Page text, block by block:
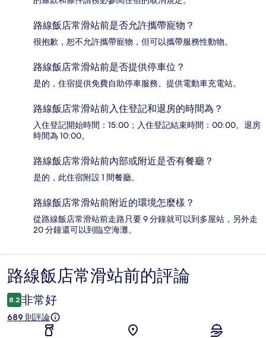
路線飯店常滑站前是否允許攜帶寵物？
很抱歉，恕不允許攜帶寵物，但可以攜帶服務性動物。
路線飯店常滑站前是否提供停車位？
是的，住宿提供免費自助停車服務。提供電動車充電站。
路線飯店常滑站前入住登記和退房的時間為？
入住登記開始時間：15:00；入住登記結束時間：00:00。退房
時間為 10:00。
路線飯店常滑站前內部或附近是否有餐廳？
是的，此住宿附設 1 間餐廳。
路線飯店常滑站前附近的環境怎麼樣？
從路線飯店常滑站前走路只要 9 分鐘就可以到多屋站，另外走
20 分鐘還可以到臨空海灘。
評
論
路線飯店常滑站前的評論
8.2 非常好
689 則評論